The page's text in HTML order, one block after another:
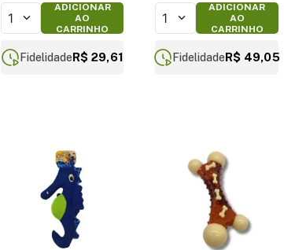
1
ADICIONAR
AO
CARRINHO
FidelidadeR$ 29,61
1
ADICIONAR
AO
CARRINHO
FidelidadeR$ 49,05